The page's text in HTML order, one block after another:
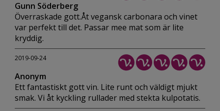
Gunn Söderberg
Överraskade gott.Åt vegansk carbonara och vinet
var perfekt till det. Passar mee mat som är lite
kryddig.
2019-09-24
Anonym
Ett fantastiskt gott vin. Lite runt och väldigt mjukt
smak. Vi åt kyckling rullader med stekta kulpotatis.